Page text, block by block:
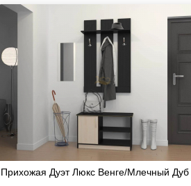
Прихожая Дуэт Люкс Венге/Млечный Дуб